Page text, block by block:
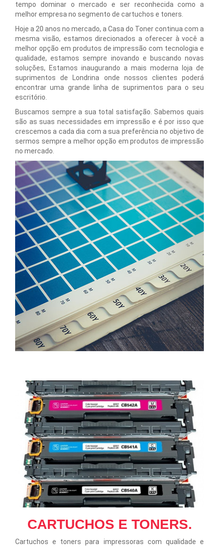
tempo dominar o mercado e ser reconhecida como a
melhor empresa no segmento de cartuchos e toners.
Hoje a 20 anos no mercado, a Casa do Toner continua com a
mesma visão, estamos direcionados a oferecer à você a
melhor opção em produtos de impressão com tecnologia e
qualidade, estamos sempre inovando e buscando novas
soluções, Estamos inaugurando a mais moderna loja de
suprimentos de Londrina onde nossos clientes poderá
encontrar uma grande linha de suprimentos para o seu
escritório.
Buscamos sempre a sua total satisfação. Sabemos quais
são as suas necessidades em impressão e é por isso que
crescemos a cada dia com a sua preferência no objetivo de
sermos sempre a melhor opção em produtos de impressão
no mercado.
CARTUCHOS E TONERS.
Cartuchos e toners para impressoras com qualidade e